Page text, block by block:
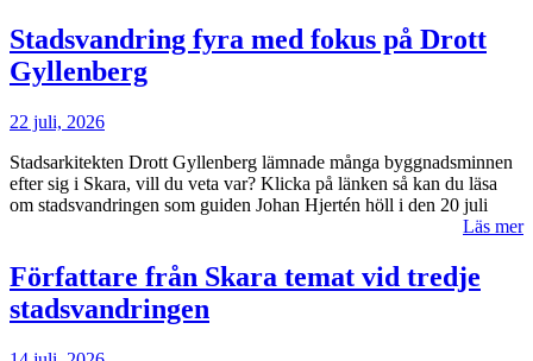
Stadsvandring fyra med fokus på Drott
Gyllenberg
22 juli, 2026
Stadsarkitekten Drott Gyllenberg lämnade många byggnadsminnen
efter sig i Skara, vill du veta var? Klicka på länken så kan du läsa
om stadsvandringen som guiden Johan Hjertén höll i den 20 juli
Läs mer
Författare från Skara temat vid tredje
stadsvandringen